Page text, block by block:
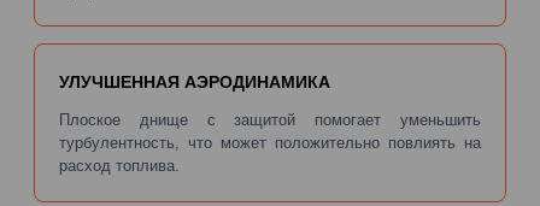
УЛУЧШЕННАЯ АЭРОДИНАМИКА
Плоское днище с защитой помогает уменьшить
турбулентность, что может положительно повлиять на
расход топлива.